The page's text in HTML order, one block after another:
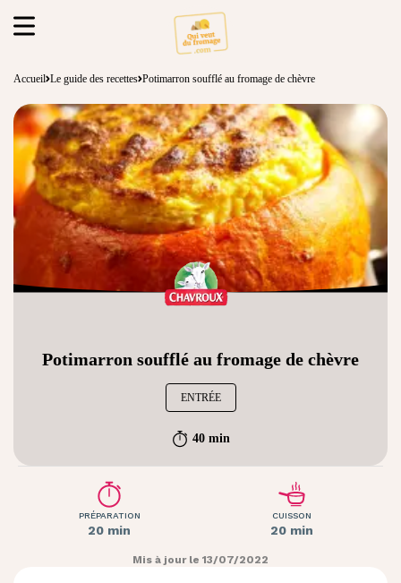
Accueil Le guide des recettes Potimarron soufflé au fromage de chèvre
Potimarron soufflé au fromage de chèvre
ENTRÉE
40 min
PRÉPARATION
20 min
CUISSON
20 min
Mis à jour le 13/07/2022